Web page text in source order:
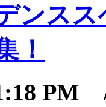
ンス
！
1:18